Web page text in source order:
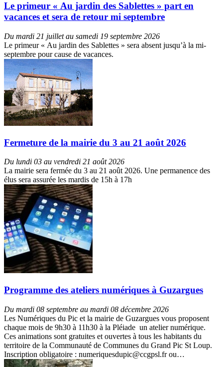
Le primeur « Au jardin des Sablettes » part en
vacances et sera de retour mi septembre
Du mardi 21 juillet au samedi 19 septembre 2026
Le primeur « Au jardin des Sablettes » sera absent jusqu’à la mi-
septembre pour cause de vacances.
Fermeture de la mairie du 3 au 21 août 2026
Du lundi 03 au vendredi 21 août 2026
La mairie sera fermée du 3 au 21 août 2026. Une permanence des
élus sera assurée les mardis de 15h à 17h
Programme des ateliers numériques à Guzargues
Du mardi 08 septembre au mardi 08 décembre 2026
Les Numériques du Pic et la mairie de Guzargues vous proposent
chaque mois de 9h30 à 11h30 à la Pléiade un atelier numérique.
Ces animations sont gratuites et ouvertes à tous les habitants du
territoire de la Communauté de Communes du Grand Pic St Loup.
Inscription obligatoire : numeriquesdupic@ccgpsl.fr ou…